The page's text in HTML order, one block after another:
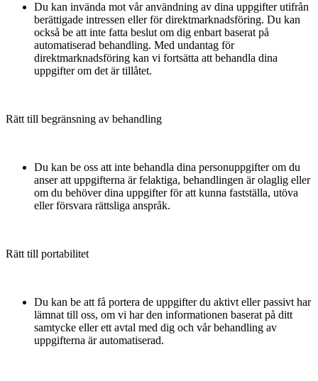
Du kan invända mot vår användning av dina uppgifter utifrån
berättigade intressen eller för direktmarknadsföring. Du kan
också be att inte fatta beslut om dig enbart baserat på
automatiserad behandling. Med undantag för
direktmarknadsföring kan vi fortsätta att behandla dina
uppgifter om det är tillåtet.
Rätt till begränsning av behandling
Du kan be oss att inte behandla dina personuppgifter om du
anser att uppgifterna är felaktiga, behandlingen är olaglig eller
om du behöver dina uppgifter för att kunna fastställa, utöva
eller försvara rättsliga anspråk.
Rätt till portabilitet
Du kan be att få portera de uppgifter du aktivt eller passivt har
lämnat till oss, om vi har den informationen baserat på ditt
samtycke eller ett avtal med dig och vår behandling av
uppgifterna är automatiserad.